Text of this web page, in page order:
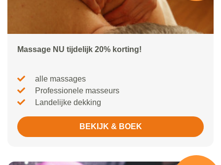
Massage NU tijdelijk 20% korting!
alle massages
Professionele masseurs
Landelijke dekking
BEKIJK & BOEK